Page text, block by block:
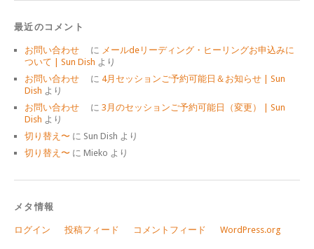
最近のコメント
お問い合わせ に メールdeリーディング・ヒーリングお申込みに
ついて | Sun Dish より
お問い合わせ
に 4月セッションご予約可能日＆お知らせ | Sun
Dish より
お問い合わせ
に 3月のセッションご予約可能日（変更） | Sun
Dish より
切り替え〜 に Sun Dish より
切り替え〜 に Mieko より
メタ情報
ログイン 投稿フィード コメントフィード WordPress.org